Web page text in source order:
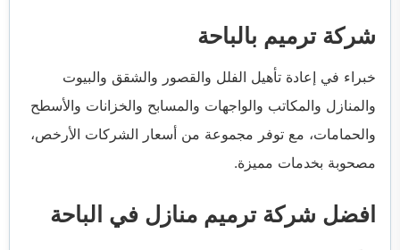
شركة ترميم بالباحة
خبراء في إعادة تأهيل الفلل والقصور والشقق والبيوت
والمنازل والمكاتب والواجهات والمسابح والخزانات والأسطح
والحمامات، مع توفر مجموعة من أسعار الشركات الأرخص،
مصحوبة بخدمات مميزة.
افضل شركة ترميم منازل في الباحة